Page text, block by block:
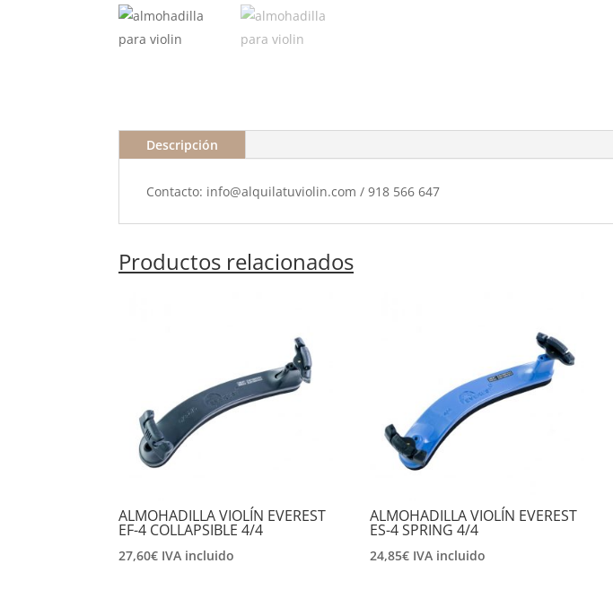
Descripción
Contacto: info@alquilatuviolin.com / 918 566 647
Productos relacionados
ALMOHADILLA VIOLÍN EVEREST
EF-4 COLLAPSIBLE 4/4
27,60€ IVA incluido
ALMOHADILLA VIOLÍN EVEREST
ES-4 SPRING 4/4
24,85€ IVA incluido